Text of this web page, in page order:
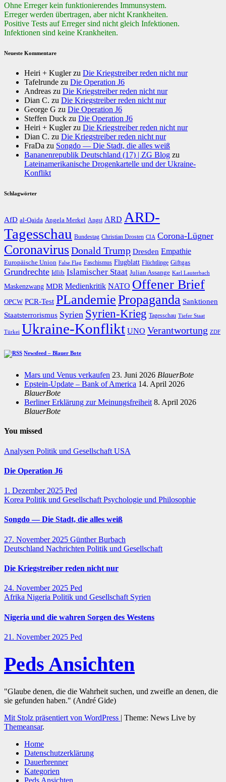
Ohne Erreger kein funktionierendes Immunsystem.
Erreger werden übertragen, aber nicht Krankheiten.
Positive Tests auf Erreger sind nicht gleich Infektionen.
Infektionen sind keine Krankheiten.
Neueste Kommentare
Heiri + Kuglerzu Die Kriegstreiber reden nicht nur
Tafelrunde zu Die Operation J6
Andreas zu Die Kriegstreiber reden nicht nur
Dian C. zu Die Kriegstreiber reden nicht nur
George G zu Die Operation J6
Steffen Duck zu Die Operation J6
Heiri + Kuglerzu Die Kriegstreiber reden nicht nur
Dian C. zu Die Kriegstreiber reden nicht nur
FraDa zu Songdo — Die Stadt, die alles weiß
Bananenrepublik Deutschland (17) | ZG Blog zu
Lateinamerikanische Drogenkartelle und der Ukraine-
Konflikt
Schlagwörter
AfD al-Qaida Angela Merkel Angst ARD ARD-
Tagesschau Bundestag Christian Drosten CIA Corona-Lügner
CoronavirusDonald Trump Dresden Empathie
Europäische Union False Flag Faschismus Flugblatt Flüchtlinge Giftgas
Grundrechte Idlib Islamischer Staat Julian Assange Karl Lauterbach
Maskenzwang MDR Medienkritik NATO Offener Brief
OPCW PCR-Test PLandemiePropaganda Sanktionen
Staatsterrorismus Syrien Syrien-Krieg Tagesschau Tiefer Staat
Türkei Ukraine-Konflikt UNO Verantwortung ZDF
Newsfeed – Blauer Bote
Mars und Venus verkaufen 23. Juni 2026 BlauerBote
Epstein-Update – Bank of America 14. April 2026
BlauerBote
Berliner Erklärung zur Meinungsfreiheit 8. April 2026
BlauerBote
You missed
Analysen Politik und Gesellschaft USA
Die Operation J6
1. Dezember 2025 Ped
Korea Politik und Gesellschaft Psychologie und Philosophie
Songdo — Die Stadt, die alles weiß
27. November 2025 Günther Burbach
Deutschland Nachrichten Politik und Gesellschaft
Die Kriegstreiber reden nicht nur
24. November 2025 Ped
Afrika Nigeria Politik und Gesellschaft Syrien
Nigeria und die wahren Sorgen des Westens
21. November 2025 Ped
Peds Ansichten
"Glaube denen, die die Wahrheit suchen, und zweifle an denen, die
sie gefunden haben." (André Gide)
Mit Stolz präsentiert von WordPress | Theme: News Live by
Themeansar.
Home
Datenschutzerklärung
Dauerbrenner
Kategorien
Peds Ansichten